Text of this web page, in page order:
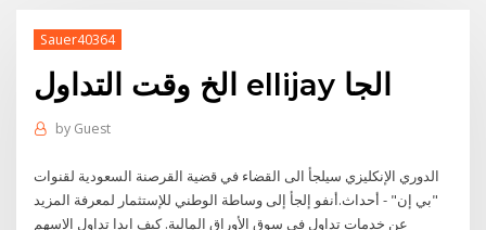
Sauer40364
الخ وقت التداول ellijay الجا
by Guest
الدوري الإنكليزي سيلجأ الى القضاء في قضية القرصنة السعودية لقنوات
"بي إن" - أحداث.أنفو إلجأ إلى وساطة الوطني للإستثمار لمعرفة المزيد
عن خدمات تداول في سوق الأوراق المالية. كيف ابدا تداول الاسهم